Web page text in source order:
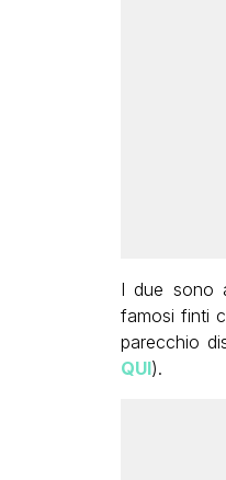
I due sono
famosi finti
parecchio
QUI).